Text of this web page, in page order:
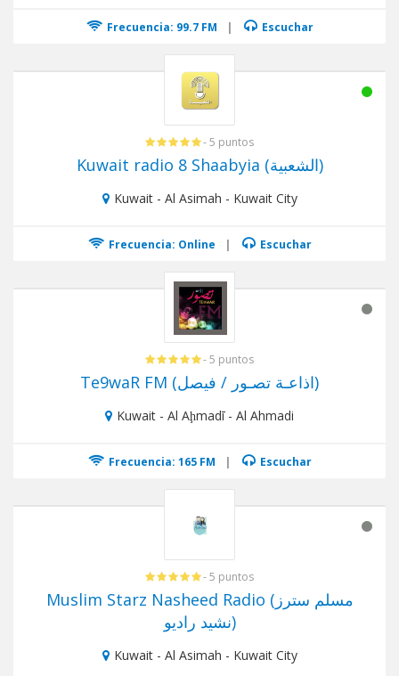
Frecuencia: 99.7 FM | Escuchar
- 5 puntos
Kuwait radio 8 Shaabyia (الشعبية)
Kuwait - Al Asimah - Kuwait City
Frecuencia: Online | Escuchar
- 5 puntos
Te9waR FM (اذاعـة تصـور / فيصل)
Kuwait - Al Aḩmadī - Al Ahmadi
Frecuencia: 165 FM | Escuchar
- 5 puntos
Muslim Starz Nasheed Radio (مسلم سترز
نشيد راديو)
Kuwait - Al Asimah - Kuwait City